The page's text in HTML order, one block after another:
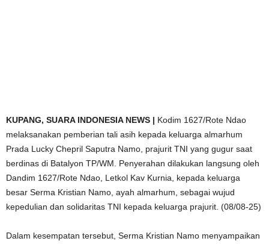
KUPANG, SUARA INDONESIA NEWS | Kodim 1627/Rote Ndao
melaksanakan pemberian tali asih kepada keluarga almarhum
Prada Lucky Chepril Saputra Namo, prajurit TNI yang gugur saat
berdinas di Batalyon TP/WM. Penyerahan dilakukan langsung oleh
Dandim 1627/Rote Ndao, Letkol Kav Kurnia, kepada keluarga
besar Serma Kristian Namo, ayah almarhum, sebagai wujud
kepedulian dan solidaritas TNI kepada keluarga prajurit. (08/08-25)
Dalam kesempatan tersebut, Serma Kristian Namo menyampaikan